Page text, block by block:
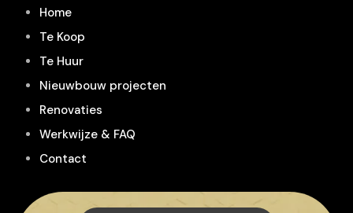
Home
Te Koop
Te Huur
Nieuwbouw projecten
Renovaties
Werkwijze & FAQ
Contact